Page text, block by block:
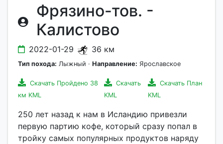
Фрязино-тов. -
Калистово
2022-01-29 36 км
Тип похода: Лыжный · Направление: Ярославское
Скачать Пройдено 38
км KML
Скачать
KML
Скачать План
KML
250 лет назад к нам в Исландию привезли
первую партию кофе, который сразу попал в
тройку самых популярных продуктов наряду